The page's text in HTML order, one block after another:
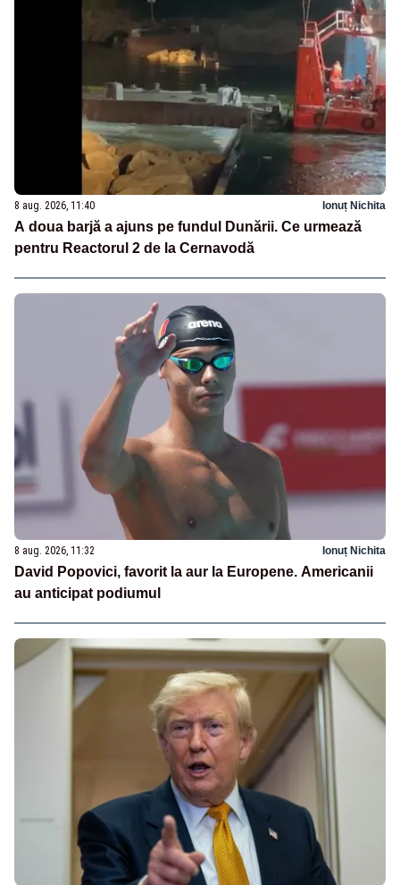
8 aug. 2026, 11:40 Ionuț Nichita
A doua barjă a ajuns pe fundul Dunării. Ce urmează
pentru Reactorul 2 de la Cernavodă
8 aug. 2026, 11:32 Ionuț Nichita
David Popovici, favorit la aur la Europene. Americanii
au anticipat podiumul